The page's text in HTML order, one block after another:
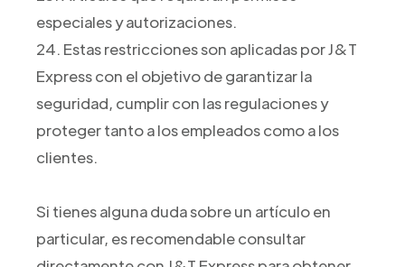
especiales y autorizaciones.
24. Estas restricciones son aplicadas por J&T
Express con el objetivo de garantizar la
seguridad, cumplir con las regulaciones y
proteger tanto a los empleados como a los
clientes.
Si tienes alguna duda sobre un artículo en
particular, es recomendable consultar